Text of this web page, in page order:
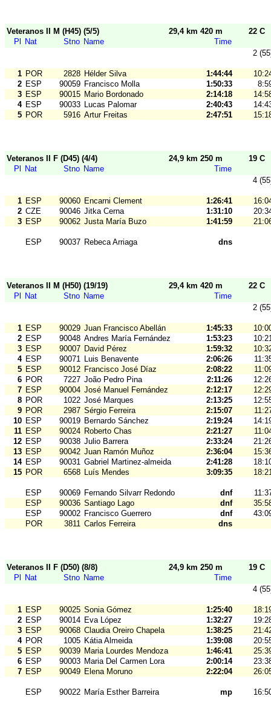
Veteranos II M (H45) (5/5) 29,4 km 420 m
22 C
Pl
Nat Stno Name
Time
2
1 POR 2828 Hélder Silva 1:44:44
2 ESP 90059 Francisco Molla 1:50:33
3 ESP 90015 Mario Bordonado 2:14:18
4 ESP 90033 Lucas Palomar 2:40:43
5 POR 5916 Artur Freitas 2:47:51
Veteranos II F (D45) (4/4) 24,9 km 250 m
19 C
Pl
Nat Stno Name
Time
4
1 ESP 90060 Encarni Clement 1:26:41
2 CZE 90046 Jitka Cerna 1:31:10
3 ESP 90062 Justa María Buzo 1:41:59
ESP 90037 Rebeca Arriaga dns
Veteranos II M (H50) (19/19) 29,4 km 420 m
22 C
Pl
Nat Stno Name
Time
2
1 ESP 90029 Juan Francisco Abellán 1:45:33
2 ESP 90048 Andres María Fernández 1:53:23
3 ESP 90007 David Pérez 1:59:32
4 ESP 90071 Luis Benavente 2:06:26
5 ESP 90012 Francisco José Díaz 2:08:22
6 POR 7227 João Pedro Pina 2:11:26
7 ESP 90004 José Manuel Fernández 2:12:17
8 POR 1022 José Marques 2:13:25
9 POR 2987 Sérgio Ferreira 2:15:07
10 ESP 90019 Bernardo Sánchez 2:19:24
11 ESP 90024 Roberto Chas 2:21:27
12 ESP 90038 Julio Barrera 2:33:24
13 ESP 90042 Juan Ramón Muñoz 2:36:04
14 ESP 90031 Gabriel Martinez-almeida 2:41:28
15 POR 6568 Luís Mendes 3:09:35
ESP 90069 Fernando Silvarr Redondo dnf
ESP
90036 Santiago Lago dnf
ESP
90002 Francisco Guerrero dnf
POR
3811 Carlos Ferreira dns
Veteranos II F (D50) (8/8) 24,9 km 250 m
19 C
Pl
Nat Stno Name
Time
4
1 ESP 90025 Sonia Gómez 1:25:40
2 ESP 90014 Eva López 1:32:27
3 ESP 90068 Claudia Oreiro Chapela 1:38:25
4 POR 1005 Kátia Almeida 1:39:08
5 ESP 90039 Maria Lourdes Mendoza 1:46:41
6 ESP 90003 Maria Del Carmen Lora 2:00:14
7 ESP 90049 Elena Moruno 2:22:04
ESP 90022 María Esther Barreira mp